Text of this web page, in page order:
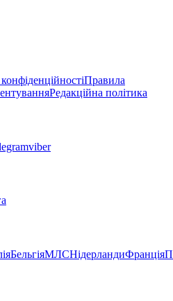
Правила
Редакційна політика
viber
БельгіяМЛСНідерландиФранція